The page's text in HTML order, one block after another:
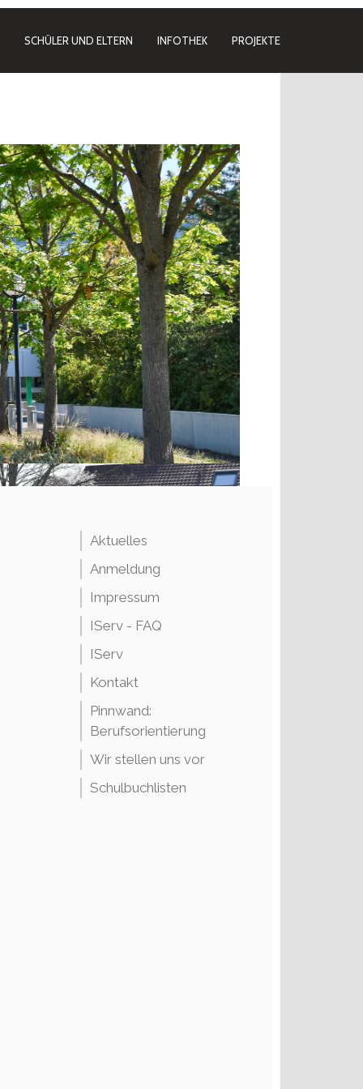
SCHÜLER UND ELTERN INFOTHEK PROJEKTE
Aktuelles
Anmeldung
Impressum
IServ - FAQ
IServ
Kontakt
Pinnwand:
Berufsorientierung
Wir stellen uns vor
Schulbuchlisten